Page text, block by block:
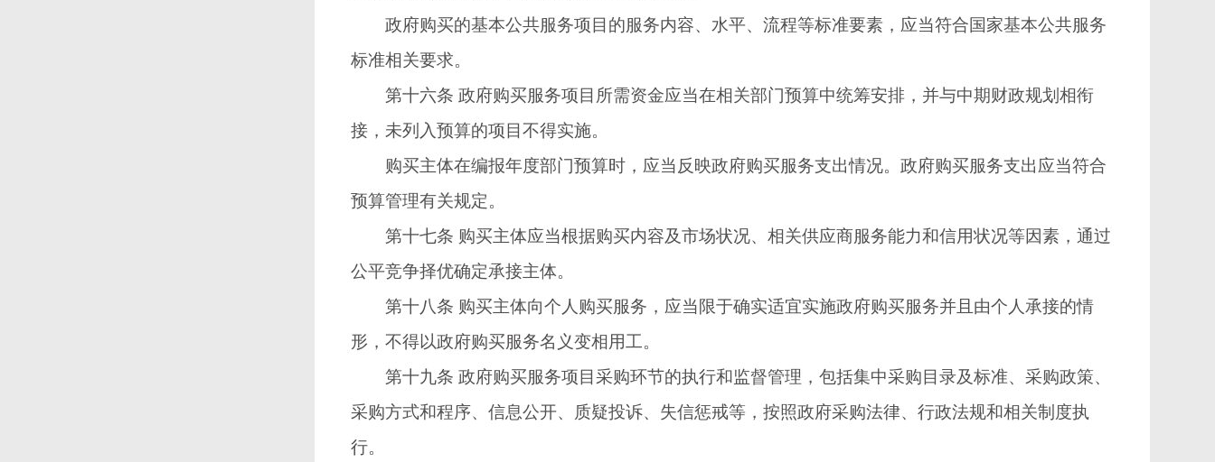
政府购买的基本公共服务项目的服务内容、水平、流程等标准要素，应当符合国家基本公共服务
标准相关要求。
第十六条 政府购买服务项目所需资金应当在相关部门预算中统筹安排，并与中期财政规划相衔
接，未列入预算的项目不得实施。
购买主体在编报年度部门预算时，应当反映政府购买服务支出情况。政府购买服务支出应当符合
预算管理有关规定。
第十七条 购买主体应当根据购买内容及市场状况、相关供应商服务能力和信用状况等因素，通过
公平竞争择优确定承接主体。
第十八条 购买主体向个人购买服务，应当限于确实适宜实施政府购买服务并且由个人承接的情
形，不得以政府购买服务名义变相用工。
第十九条 政府购买服务项目采购环节的执行和监督管理，包括集中采购目录及标准、采购政策、
采购方式和程序、信息公开、质疑投诉、失信惩戒等，按照政府采购法律、行政法规和相关制度执
行。